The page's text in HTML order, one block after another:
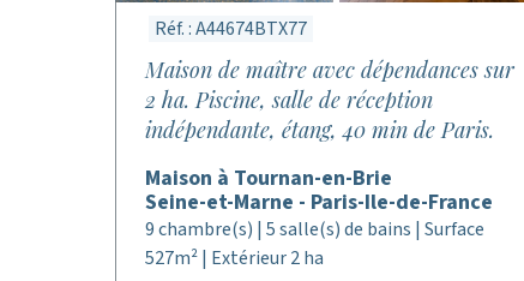
Réf. : A44674BTX77
Maison de maître avec dépendances sur
2 ha. Piscine, salle de réception
indépendante, étang, 40 min de Paris.
Maison à Tournan-en-Brie
Seine-et-Marne - Paris-Ile-de-France
9 chambre(s) | 5 salle(s) de bains | Surface
527m² | Extérieur 2 ha